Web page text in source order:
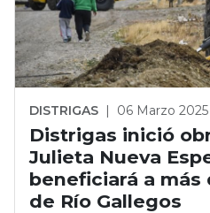
DISTRIGAS | 06 Marzo 2025
Distrigas inició
Julieta Nueva
beneficiará a más
de Río Gallegos